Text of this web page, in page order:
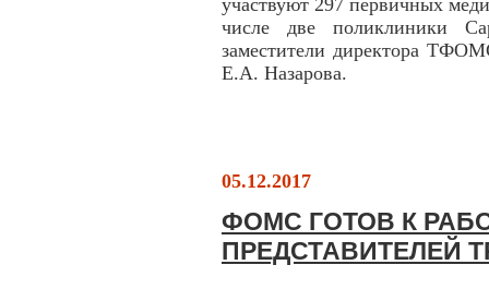
участвуют 297 первичных
числе две поликлиники
заместители директора
Е.А. Назарова.
05.12.2017
ФОМС ГОТОВ К
ПРЕДСТАВИТЕЛЕЙ